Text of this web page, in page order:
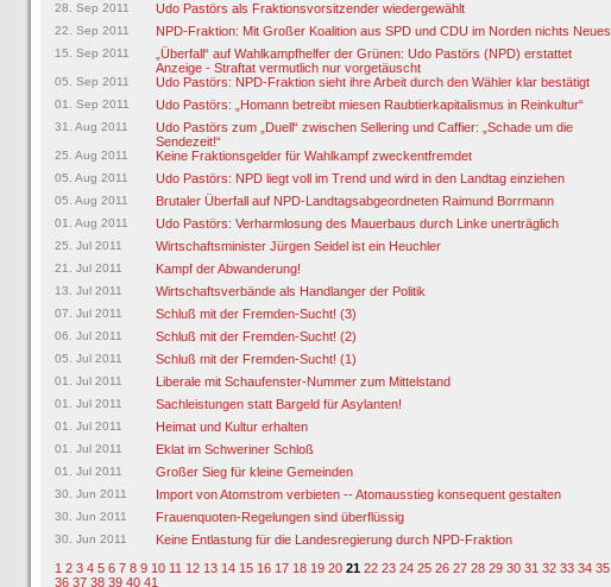
28. Sep 2011 Udo Pastörs als Fraktionsvorsitzender wiedergewählt
22. Sep 2011 NPD-Fraktion: Mit Großer Koalition aus SPD und CDU im Norden nichts Neues
15. Sep 2011
„Überfall“ auf Wahlkampfhelfer der Grünen: Udo Pastörs (NPD) erstattet
Anzeige - Straftat vermutlich nur vorgetäuscht
05. Sep 2011 Udo Pastörs: NPD-Fraktion sieht ihre Arbeit durch den Wähler klar bestätigt
01. Sep 2011 Udo Pastörs: „Homann betreibt miesen Raubtierkapitalismus in Reinkultur“
31. Aug 2011
Udo Pastörs zum „Duell“ zwischen Sellering und Caffier: „Schade um die
Sendezeit!“
25. Aug 2011 Keine Fraktionsgelder für Wahlkampf zweckentfremdet
05. Aug 2011 Udo Pastörs: NPD liegt voll im Trend und wird in den Landtag einziehen
05. Aug 2011 Brutaler Überfall auf NPD-Landtagsabgeordneten Raimund Borrmann
01. Aug 2011 Udo Pastörs: Verharmlosung des Mauerbaus durch Linke unerträglich
25. Jul 2011 Wirtschaftsminister Jürgen Seidel ist ein Heuchler
21. Jul 2011 Kampf der Abwanderung!
13. Jul 2011 Wirtschaftsverbände als Handlanger der Politik
07. Jul 2011 Schluß mit der Fremden-Sucht! (3)
06. Jul 2011 Schluß mit der Fremden-Sucht! (2)
05. Jul 2011 Schluß mit der Fremden-Sucht! (1)
01. Jul 2011 Liberale mit Schaufenster-Nummer zum Mittelstand
01. Jul 2011 Sachleistungen statt Bargeld für Asylanten!
01. Jul 2011 Heimat und Kultur erhalten
01. Jul 2011 Eklat im Schweriner Schloß
01. Jul 2011 Großer Sieg für kleine Gemeinden
30. Jun 2011 Import von Atomstrom verbieten -- Atomausstieg konsequent gestalten
30. Jun 2011 Frauenquoten-Regelungen sind überflüssig
30. Jun 2011
Keine Entlastung für die Landesregierung durch NPD-Fraktion
1 2 3 4 5 6 7 8 9 10 11 12 13 14 15 16 17 18 19 20 21 22 23 24 25 26 27 28 29 30 31 32 33 34 35
36 37 38 39 40 41